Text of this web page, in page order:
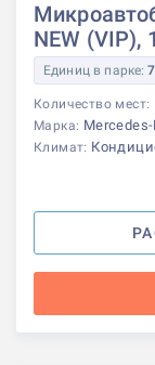
NEW (VIP),
Единиц в парке:7
Количество мест:
Марка:
Климат: